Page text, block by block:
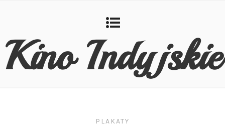
Kino Indyjskie
PLAKATY